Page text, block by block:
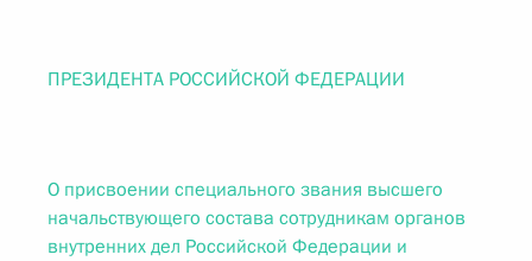
ПРЕЗИДЕНТА РОССИЙСКОЙ ФЕДЕРАЦИИ
О присвоении специального звания высшего
начальствующего состава сотрудникам органов
внутренних дел Российской Федерации и